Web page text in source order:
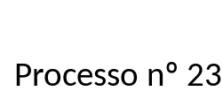
Processo nº